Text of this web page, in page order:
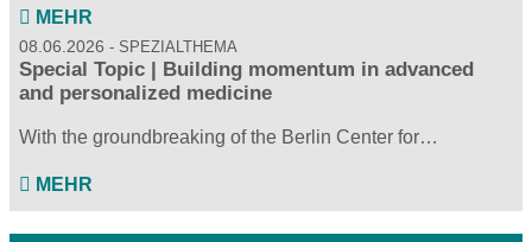
MEHR
08.06.2026 SPEZIALTHEMA
Special Topic | Building momentum in advanced
and personalized medicine
With the groundbreaking of the Berlin Center for…
MEHR